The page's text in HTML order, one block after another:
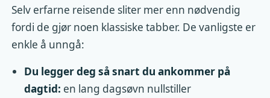
Selv erfarne reisende sliter mer enn nødvendig
fordi de gjør noen klassiske tabber. De vanligste er
enkle å unngå:
Du legger deg så snart du ankommer på
dagtid: en lang dagsøvn nullstiller